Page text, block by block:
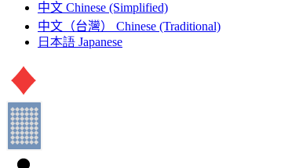
中文 Chinese (Simplified)
中文（台灣）
Chinese (Traditional)
日本語 Japanese